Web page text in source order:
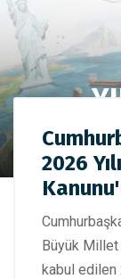
2026
Büyük Millet
kabul edilen